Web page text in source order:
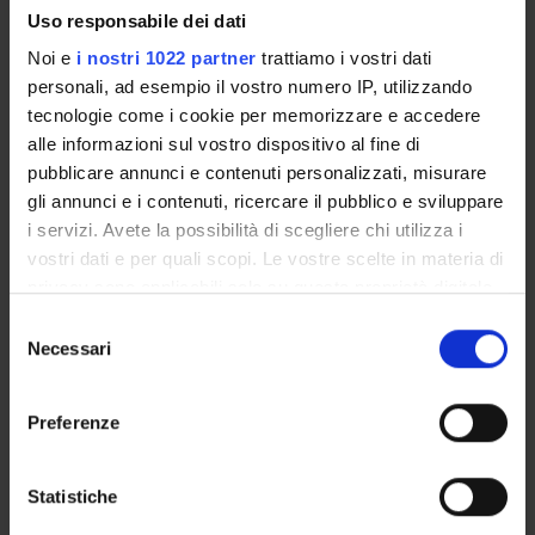
Uso responsabile dei dati
Noi e i nostri 1022 partner trattiamo i vostri dati
personali, ad esempio il vostro numero IP, utilizzando
tecnologie come i cookie per memorizzare e accedere
alle informazioni sul vostro dispositivo al fine di
pubblicare annunci e contenuti personalizzati, misurare
gli annunci e i contenuti, ricercare il pubblico e sviluppare
i servizi. Avete la possibilità di scegliere chi utilizza i
vostri dati e per quali scopi. Le vostre scelte in materia di
modificare o revocare il proprio consenso in qualsiasi
momento dalla Dichiarazione sui cookie o facendo clic
raccogliere informazioni sulla tua posizione
geografica, con un'approssimazione di qualche
delNecessari
Preferenze
Statistiche
Implicazioni per la pratica specialistica
Che cos’è la cultura della sicurezza: cultura della colpa vs
cultura dell’apprendimento
Fattore umano e sistemi complessi
Clima di team, leadership e psychological safety
Il passaggio di consegne come nodo critico del rischio
clinico
La comunicazione strutturata come barriera di sicurezza: il
modello SBAR
Esercitazioni
MODALITÀ D'ESAME
La verifica dell’apprendimento si baserà sulla
partecipazione attiva alle attività didattiche e sulla capacità